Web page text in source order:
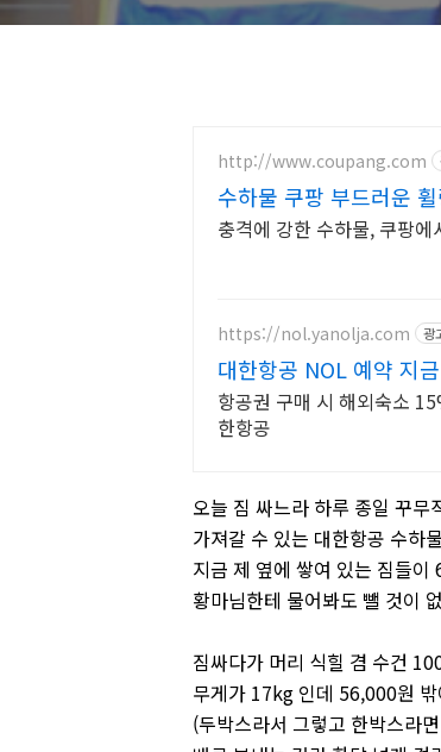
http://www.coupang.com
수하물 쿠팡 부드러운
충격에 강한 수하물, 쿠팡
https://nol.yanolja.com 광
대한항공 NOL 예약 지
항공권 구매 시 해외숙소
한항공
오늘 짐 싸느라 하루 종일 꾸무
가져갈 수 있는 대한항공 수하
지금 제 옆에 쌓여 있는 짐들
황마님한테 물어봐도 뺄 것이
짐싸다가 머리 식힐 겸 수건
무게가 17kg 인데 56,000원
(두박스라서 그렇고 한박스라